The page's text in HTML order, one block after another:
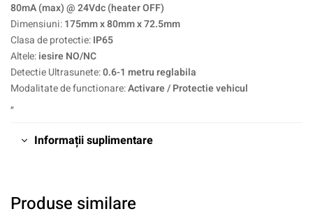
80mA (max) @ 24Vdc (heater OFF)
Dimensiuni:175mm x 80mm x 72.5mm
Clasa de protectie:IP65
Altele:iesire NO/NC
Detectie Ultrasunete:0.6-1 metru reglabila
Modalitate de functionare:Activare / Protectie vehicul
„
Informații suplimentare
Produse similare